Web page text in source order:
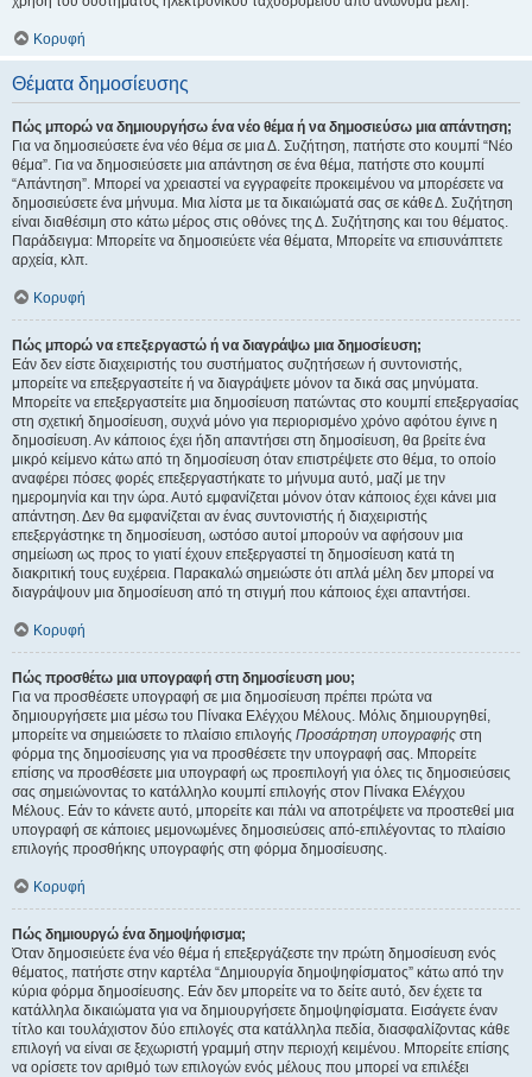
Κορυφή
Θέματα δημοσίευσης
Πώς μπορώ να δημιουργήσω ένα νέο θέμα ή να δημοσιεύσω μια απάντηση;
Για να δημοσιεύσετε ένα νέο θέμα σε μια Δ. Συζήτηση, πατήστε στο κουμπί “Νέο
θέμα”. Για να δημοσιεύσετε μια απάντηση σε ένα θέμα, πατήστε στο κουμπί
“Απάντηση”. Μπορεί να χρειαστεί να εγγραφείτε προκειμένου να μπορέσετε να
δημοσιεύσετε ένα μήνυμα. Μια λίστα με τα δικαιώματά σας σε κάθε Δ. Συζήτηση
είναι διαθέσιμη στο κάτω μέρος στις οθόνες της Δ. Συζήτησης και του θέματος.
Παράδειγμα: Μπορείτε να δημοσιεύετε νέα θέματα, Μπορείτε να επισυνάπτετε
αρχεία, κλπ.
Κορυφή
Πώς μπορώ να επεξεργαστώ ή να διαγράψω μια δημοσίευση;
Εάν δεν είστε διαχειριστής του συστήματος συζητήσεων ή συντονιστής,
μπορείτε να επεξεργαστείτε ή να διαγράψετε μόνον τα δικά σας μηνύματα.
Μπορείτε να επεξεργαστείτε μια δημοσίευση πατώντας στο κουμπί επεξεργασίας
στη σχετική δημοσίευση, συχνά μόνο για περιορισμένο χρόνο αφότου έγινε η
δημοσίευση. Αν κάποιος έχει ήδη απαντήσει στη δημοσίευση, θα βρείτε ένα
μικρό κείμενο κάτω από τη δημοσίευση όταν επιστρέψετε στο θέμα, το οποίο
αναφέρει πόσες φορές επεξεργαστήκατε το μήνυμα αυτό, μαζί με την
ημερομηνία και την ώρα. Αυτό εμφανίζεται μόνον όταν κάποιος έχει κάνει μια
απάντηση. Δεν θα εμφανίζεται αν ένας συντονιστής ή διαχειριστής
επεξεργάστηκε τη δημοσίευση, ωστόσο αυτοί μπορούν να αφήσουν μια
σημείωση ως προς το γιατί έχουν επεξεργαστεί τη δημοσίευση κατά τη
διακριτική τους ευχέρεια. Παρακαλώ σημειώστε ότι απλά μέλη δεν μπορεί να
διαγράψουν μια δημοσίευση από τη στιγμή που κάποιος έχει απαντήσει.
Κορυφή
Πώς προσθέτω μια υπογραφή στη δημοσίευση μου;
Για να προσθέσετε υπογραφή σε μια δημοσίευση πρέπει πρώτα να
δημιουργήσετε μια μέσω του Πίνακα Ελέγχου Μέλους. Μόλις δημιουργηθεί,
μπορείτε να σημειώσετε το πλαίσιο επιλογής Προσάρτηση υπογραφής στη
φόρμα της δημοσίευσης για να προσθέσετε την υπογραφή σας. Μπορείτε
επίσης να προσθέσετε μια υπογραφή ως προεπιλογή για όλες τις δημοσιεύσεις
σας σημειώνοντας το κατάλληλο κουμπί επιλογής στον Πίνακα Ελέγχου
Μέλους. Εάν το κάνετε αυτό, μπορείτε και πάλι να αποτρέψετε να προστεθεί μια
υπογραφή σε κάποιες μεμονωμένες δημοσιεύσεις από-επιλέγοντας το πλαίσιο
επιλογής προσθήκης υπογραφής στη φόρμα δημοσίευσης.
Κορυφή
Πώς δημιουργώ ένα δημοψήφισμα;
Όταν δημοσιεύετε ένα νέο θέμα ή επεξεργάζεστε την πρώτη δημοσίευση ενός
θέματος, πατήστε στην καρτέλα “Δημιουργία δημοψηφίσματος” κάτω από την
κύρια φόρμα δημοσίευσης. Εάν δεν μπορείτε να το δείτε αυτό, δεν έχετε τα
κατάλληλα δικαιώματα για να δημιουργήσετε δημοψηφίσματα. Εισάγετε έναν
τίτλο και τουλάχιστον δύο επιλογές στα κατάλληλα πεδία, διασφαλίζοντας κάθε
επιλογή να είναι σε ξεχωριστή γραμμή στην περιοχή κειμένου. Μπορείτε επίσης
να ορίσετε τον αριθμό των επιλογών ενός μέλους που μπορεί να επιλέξει